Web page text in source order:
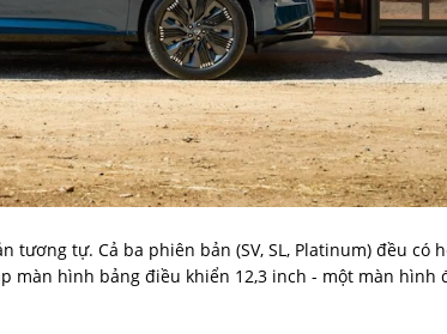
tự. Cả ba phiên bản (SV, SL, Platinum) đều có
màn hình bảng điều khiển 12,3 inch - một màn hình